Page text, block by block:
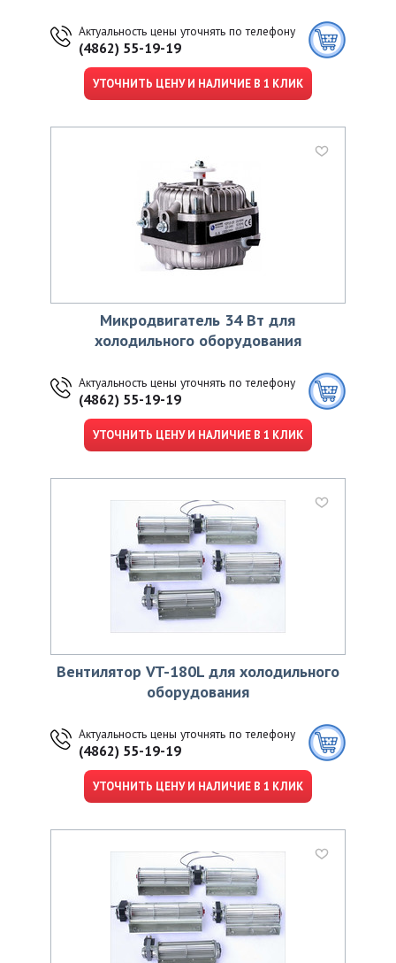
Актуальность цены уточнять по телефону
(4862) 55-19-19
УТОЧНИТЬ ЦЕНУ И НАЛИЧИЕ В 1 КЛИК
Микродвигатель 34 Вт для
холодильного оборудования
Актуальность цены уточнять по телефону
(4862) 55-19-19
УТОЧНИТЬ ЦЕНУ И НАЛИЧИЕ В 1 КЛИК
Вентилятор VT-180L для холодильного
оборудования
Актуальность цены уточнять по телефону
(4862) 55-19-19
УТОЧНИТЬ ЦЕНУ И НАЛИЧИЕ В 1 КЛИК